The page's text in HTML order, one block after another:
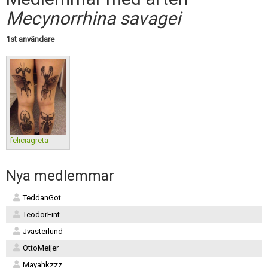
Mecynorrhina savagei
1st användare
feliciagreta
Nya medlemmar
TeddanGot
TeodorFint
Jvasterlund
OttoMeijer
Mayahkzzz